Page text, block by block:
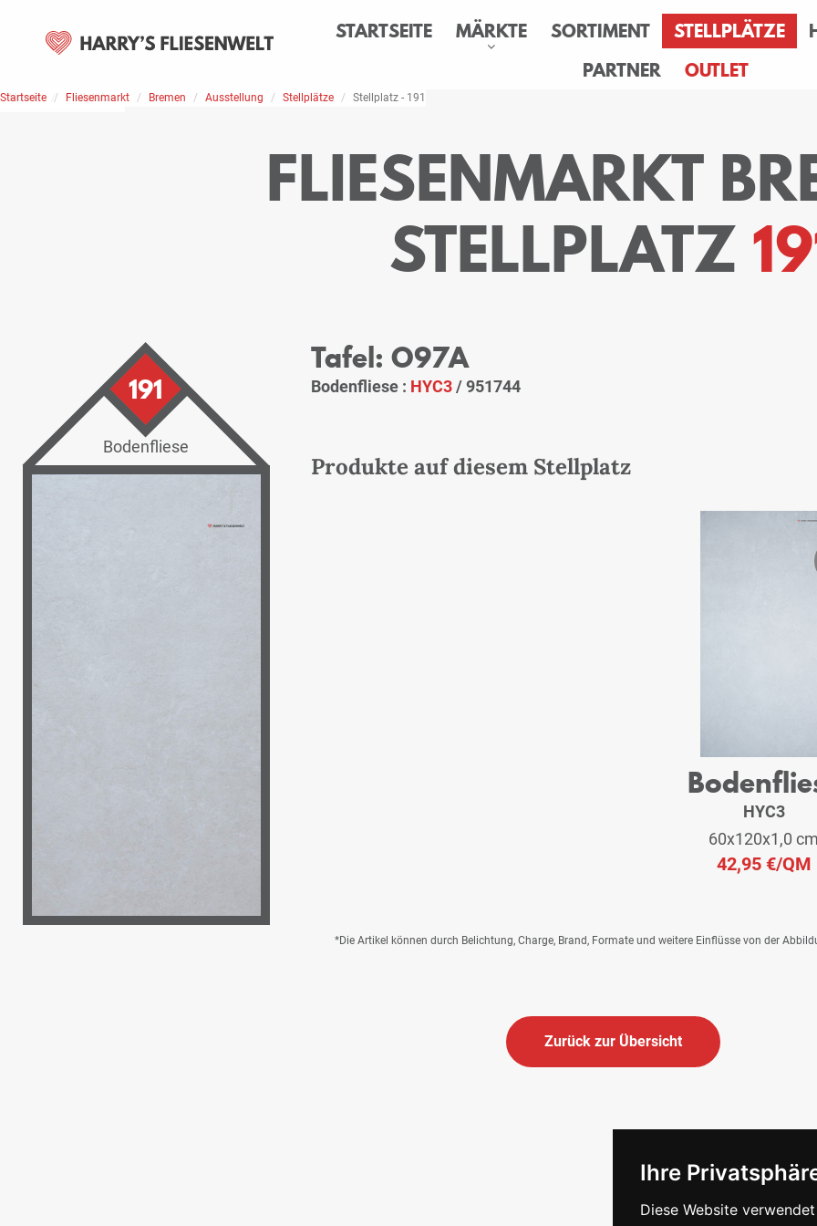
Ihre
Diese Website
STARTSEITE MÄRKTE SORTIMENT STELLPLÄTZE
PARTNER
OUTLET
Home Stellplätze
Startseite Fliesenmarkt Bremen Ausstellung Stellplätze Stellplatz - 191
FLIESENMARKT
STELLPLATZ
191
Bodenfliese
Tafel: O97A
Bodenfliese : HYC3/ 951744
Produkte auf diesem Stellplatz
HYC3
60x120x1,0
42,95 €/QM
*Die Artikel können durch Belichtung, Charge, Brand, Formate und weitere Einflüsse von der
Zurück zur Übersicht